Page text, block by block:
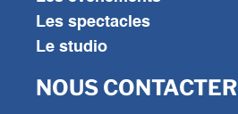
Les spectacles
Le studio
NOUS CONTACTER